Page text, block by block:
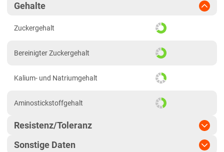
Gehalte
Zuckergehalt
Bereinigter Zuckergehalt
Kalium- und Natriumgehalt
Aminostickstoffgehalt
Resistenz/Toleranz
Cercospora
Sonstige Daten